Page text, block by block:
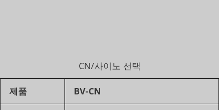
CN/사이노 선택
제품 BV-CN